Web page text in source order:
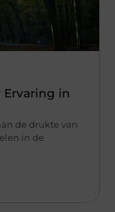
in
de drukte van
in de